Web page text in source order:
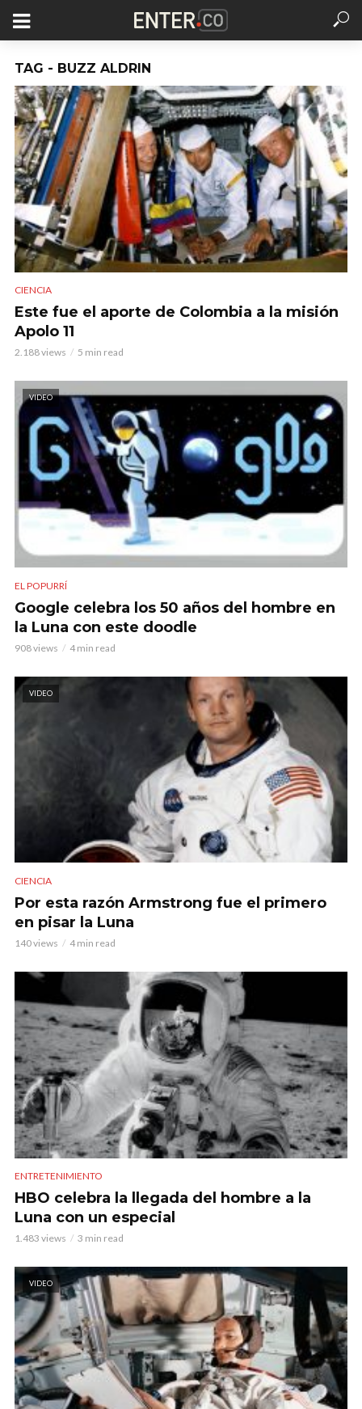
TAG - BUZZ ALDRIN
CIENCIA
Este fue el aporte de Colombia a la misión
Apolo 11
2.188 views 5 min read
VIDEO
EL POPURRÍ
Google celebra los 50 años del hombre en
la Luna con este doodle
908 views 4 min read
VIDEO
CIENCIA
Por esta razón Armstrong fue el primero
en pisar la Luna
140 views 4 min read
ENTRETENIMIENTO
HBO celebra la llegada del hombre a la
Luna con un especial
1.483 views 3 min read
VIDEO